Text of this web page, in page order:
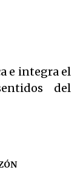
e integra el
del